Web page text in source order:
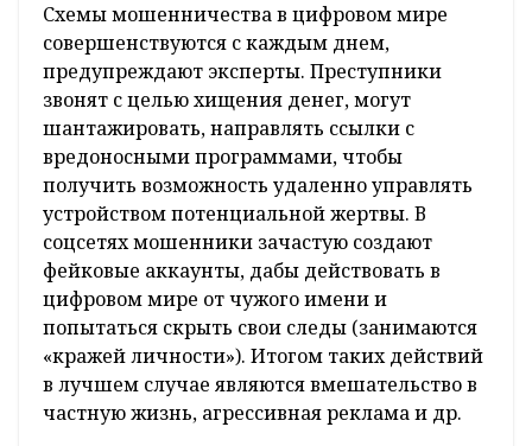
Схемы мошенничества в цифровом мире
совершенствуются с каждым днем,
предупреждают эксперты. Преступники
звонят с целью хищения денег, могут
шантажировать, направлять ссылки с
вредоносными программами, чтобы
получить возможность удаленно управлять
устройством потенциальной жертвы. В
соцсетях мошенники зачастую создают
фейковые аккаунты, дабы действовать в
цифровом мире от чужого имени и
попытаться скрыть свои следы (занимаются
«кражей личности»). Итогом таких действий
в лучшем случае являются вмешательство в
частную жизнь, агрессивная реклама и др.